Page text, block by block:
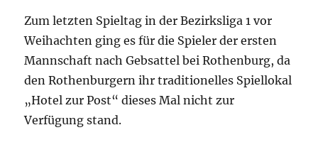
Zum letzten Spieltag in der Bezirksliga 1 vor
Weihachten ging es für die Spieler der ersten
Mannschaft nach Gebsattel bei Rothenburg, da
den Rothenburgern ihr traditionelles Spiellokal
„Hotel zur Post“ dieses Mal nicht zur
Verfügung stand.